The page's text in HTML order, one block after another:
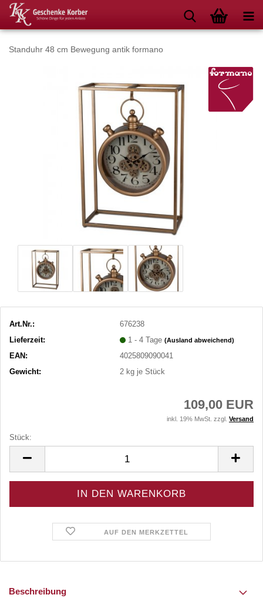
Standuhr 48 cm Bewegung antik formano
Art.Nr.:
676238
Lieferzeit:
1 - 4 Tage(Ausland abweichend)
EAN:
4025809090041
Gewicht:
2 kg je Stück
109,00 EUR
inkl. 19% MwSt. zzgl. Versand
Stück:
AUF DEN MERKZETTEL
Beschreibung